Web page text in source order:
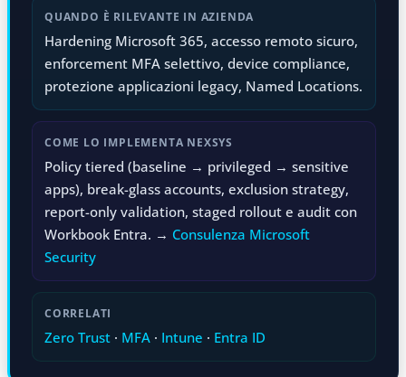
QUANDO È RILEVANTE IN AZIENDA
Hardening Microsoft 365, accesso remoto sicuro,
enforcement MFA selettivo, device compliance,
protezione applicazioni legacy, Named Locations.
COME LO IMPLEMENTA NEXSYS
Policy tiered (baseline → privileged → sensitive
apps), break-glass accounts, exclusion strategy,
report-only validation, staged rollout e audit con
Workbook Entra. → Consulenza Microsoft
Security
CORRELATI
Zero Trust · MFA · Intune · Entra ID